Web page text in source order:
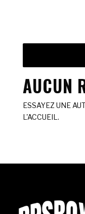
AUCUN
ESSAYEZ UNE
L'ACCUEIL.